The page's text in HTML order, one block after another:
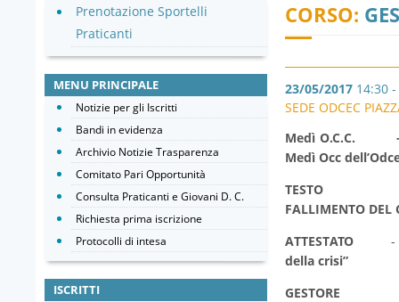
CORSO:
23/05/2017 14:30
SEDE ODCEC
Medì O.C.C. -
Medì Occ
FALLIMENTO
ATTESTATO
della crisi”
GESTORE
Prenotazione Sportelli
Praticanti
MENU PRINCIPALE
Notizie per gli Iscritti
Bandi in evidenza
Archivio Notizie Trasparenza
Comitato Pari Opportunità
Consulta Praticanti e Giovani D. C.
Richiesta prima iscrizione
Protocolli di intesa
ISCRITTI